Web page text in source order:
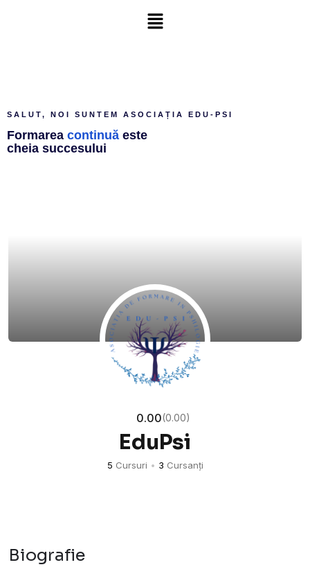
SALUT, NOI SUNTEM ASOCIAȚIA EDU-PSI
Formarea continuă este
cheia succesului
0.00(0.00)
EduPsi
5 Cursuri • 3 Cursanți
Biografie